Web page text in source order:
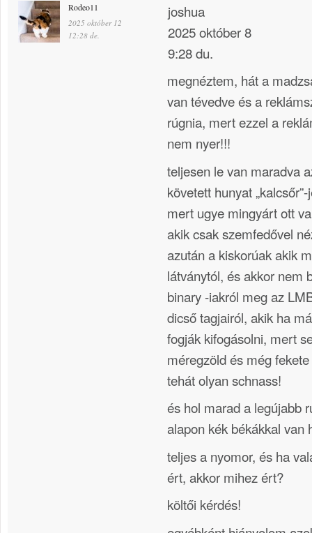
Rodeo11
2025 október 12
12:28 de.
joshua
2025 október 8
9:28 du.
megnéztem, hát a
van tévedve és a
rúgnia, mert ezzel a
nem nyer!!!
teljesen le van maradva
követett hunyat
mert ugye mingyárt ott
akik csak szemfedővel
azután a kiskorúak akik
látványtól, és akkor nem
binary -iakról meg az
dicső tagjairól, akik ha
fogják kifogásolni, mert
méregzöld és még
tehát olyan schnass!
és hol marad a legújabb
alapon kék békákkal van
teljes a nyomor, és ha
ért, akkor mihez ért?
költői kérdés!